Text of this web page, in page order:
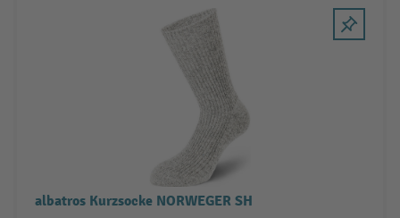
albatros Kurzsocke NORWEGER SH